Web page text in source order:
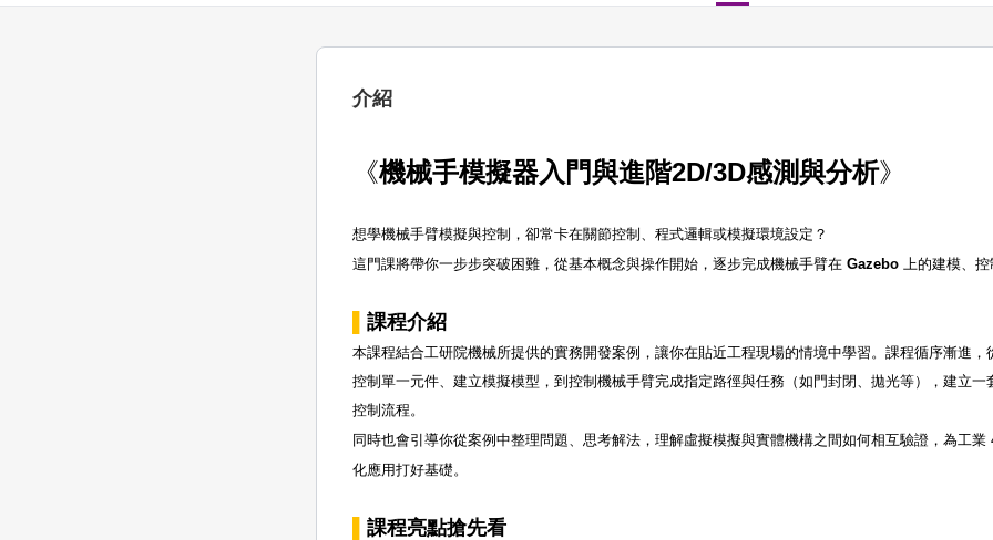
介紹
《機械手模擬器入門與進階2D/3D感測與分析》
想學機械手臂模擬與控制，卻常卡在關節控制、程式邏輯或模擬環境設定？
這門課將帶你一步步突破困難 ，從基本概念與操作開始，逐步完成機械手臂在Gazebo 上的建模、控
▌課程介紹
本課程結合工研院機械所提供的實務開發案例，讓你在貼近工程現場的情境中學習。課程循序漸進，
控制單一元件、建立模擬模型，到控制機械手臂完成指定路徑與任務（如門封閉、拋光等），建立一
控制流程。
同時也會引導你從案例中整理問題、思考解法，理解虛擬模擬與實體機構之間如何相互驗證，為工
化應用打好基礎。
▌課程亮點搶先看